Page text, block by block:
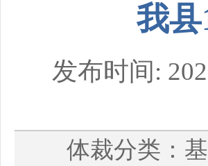
我
发布时间:
体裁分类：